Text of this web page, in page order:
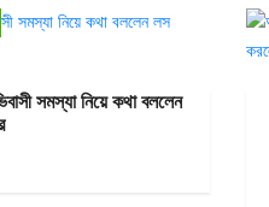
সমস্যা নিয়ে কথা বললেন